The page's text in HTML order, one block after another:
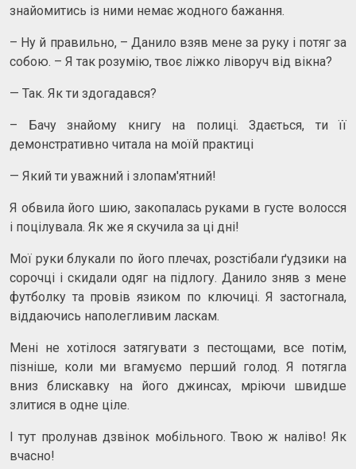
знайомитись із ними немає жодного бажання.
– Ну й правильно, – Данило взяв мене за руку і потяг за
собою. – Я так розумію, твоє ліжко ліворуч від вікна?
— Так. Як ти здогадався?
– Бачу знайому книгу на полиці. Здається, ти її
демонстративно читала на моїй практиці
— Який ти уважний і злопам'ятний!
Я обвила його шию, закопалась руками в густе волосся
і поцілувала. Як же я скучила за ці дні!
Мої руки блукали по його плечах, розстібали ґудзики на
сорочці і скидали одяг на підлогу. Данило зняв з мене
футболку та провів язиком по ключиці. Я застогнала,
віддаючись наполегливим ласкам.
Мені не хотілося затягувати з пестощами, все потім,
пізніше, коли ми вгамуємо перший голод. Я потягла
вниз блискавку на його джинсах, мріючи швидше
злитися в одне ціле.
І тут пролунав дзвінок мобільного. Твою ж наліво! Як
вчасно!